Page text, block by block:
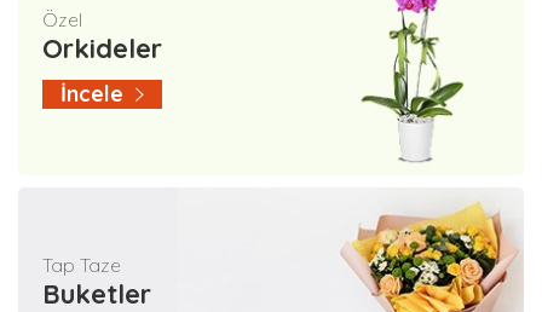
Özel
Orkideler
İncele
Tap Taze
Buketler